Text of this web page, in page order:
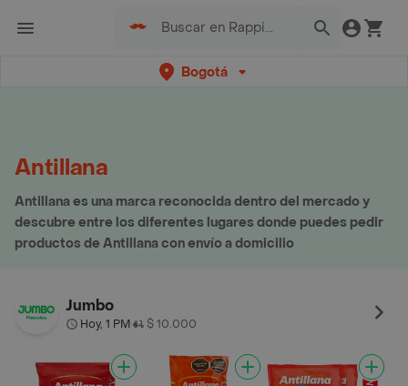
Bogotá
Antillana
Antillana es una marca reconocida dentro del mercado y
descubre entre los diferentes lugares donde puedes pedir
productos de Antillana con envío a domicilio
Jumbo
Hoy, 1 PM• $ 10.000